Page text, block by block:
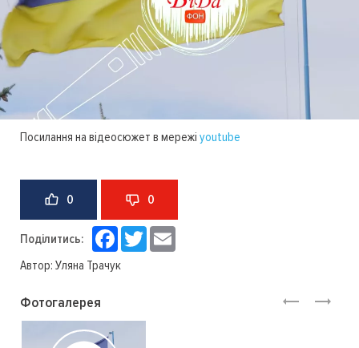
Посилання на відеосюжет в мережі youtube
0 0
Поділитись: Facebook
Twitter
Автор: Уляна Трачук
Фотогалерея